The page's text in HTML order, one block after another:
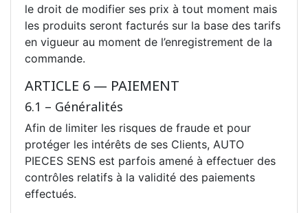
le droit de modifier ses prix à tout moment mais
les produits seront facturés sur la base des tarifs
en vigueur au moment de l’enregistrement de la
commande.
ARTICLE 6 — PAIEMENT
6.1 – Généralités
Afin de limiter les risques de fraude et pour
protéger les intérêts de ses Clients, AUTO
PIECES SENS est parfois amené à effectuer des
contrôles relatifs à la validité des paiements
effectués.